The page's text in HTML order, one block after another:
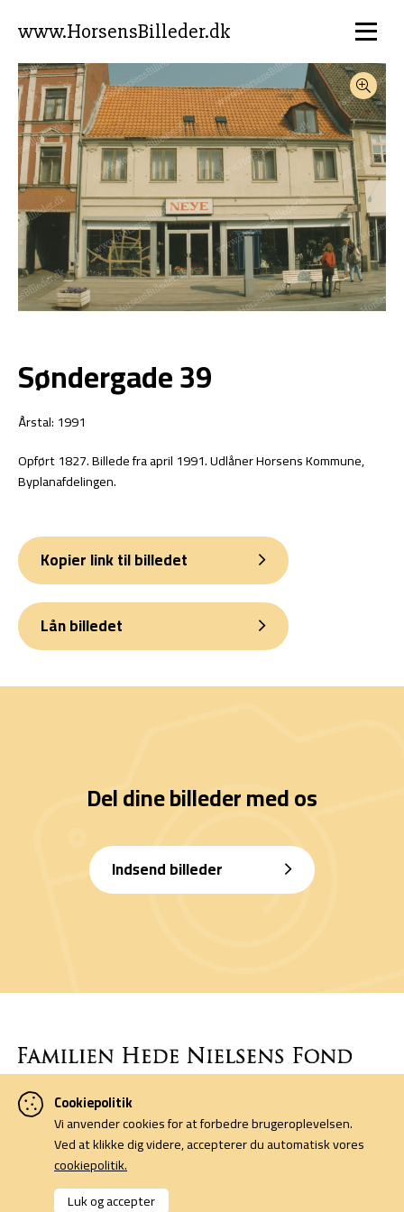
www.HorsensBilleder.dk
Søndergade 39
Årstal: 1991
Opført 1827. Billede fra april 1991. Udlåner Horsens Kommune,
Byplanafdelingen.
Kopier link til billedet
Lån billedet
Del dine billeder med os
Indsend billeder
Denne side er finansieret af Familien Hede Nielsens Fond og drives
af foreningen Horsens Billeders Venner.
Cookiepolitik
Kontakt
Cookiepolitik
Vi anvender cookies for at forbedre brugeroplevelsen.
Ved at klikke dig videre, accepterer du automatisk vores
cookiepolitik.
Luk og accepter